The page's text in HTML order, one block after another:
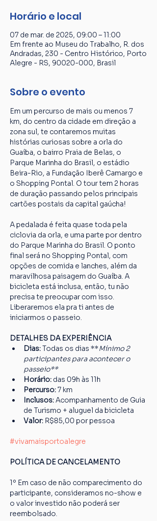
Horário e local
07 de mar. de 2025, 09:00 – 11:00
Em frente ao Museu do Trabalho, R. dos
Andradas, 230 - Centro Histórico, Porto
Alegre - RS, 90020-000, Brasil
Sobre o evento
Em um percurso de mais ou menos 7
km, do centro da cidade em direção a
zona sul, te contaremos muitas
histórias curiosas sobre a orla do
Guaíba, o bairro Praia de Belas, o
Parque Marinha do Brasil, o estádio
Beira-Rio, a Fundação Iberê Camargo e
o Shopping Pontal. O tour tem 2 horas
de duração passando pelos principais
cartões postais da capital gaúcha!
A pedalada é feita quase toda pela
ciclovia da orla, e uma parte por dentro
do Parque Marinha do Brasil. O ponto
final será no Shopping Pontal, com
opções de comida e lanches, além da
maravilhosa paisagem do Guaíba. A
bicicleta está inclusa, então, tu não
precisa te preocupar com isso.
Liberaremos ela pra ti antes de
iniciarmos o passeio.
DETALHES DA EXPERIÊNCIA
Dias: Todas os dias **Mínimo 2
participantes para acontecer o
passeio**
Horário: das 09h às 11h
Percurso: 7 km
Inclusos: Acompanhamento de Guia
de Turismo + aluguel da bicicleta
Valor: R$85,00 por pessoa
#vivamaisportoalegre
POLÍTICA DE CANCELAMENTO
1º Em caso de não comparecimento do
participante, consideramos no-show e
o valor investido não poderá ser
reembolsado.